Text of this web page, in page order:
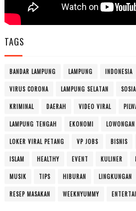
TAGS
BANDAR LAMPUNG LAMPUNG INDONESIA
VIRUS CORONA LAMPUNG SELATAN
KRIMINAL DAERAH VIDEO VIRAL
LAMPUNG TENGAH EKONOMI
LOKER VIRAL PETANG VP JOBS BISNIS
ISLAM HEALTHY EVENT KULINER
MUSIK TIPS HIBURAN LINGKUNGAN
RESEP MASAKAN WEEKNYUMMY